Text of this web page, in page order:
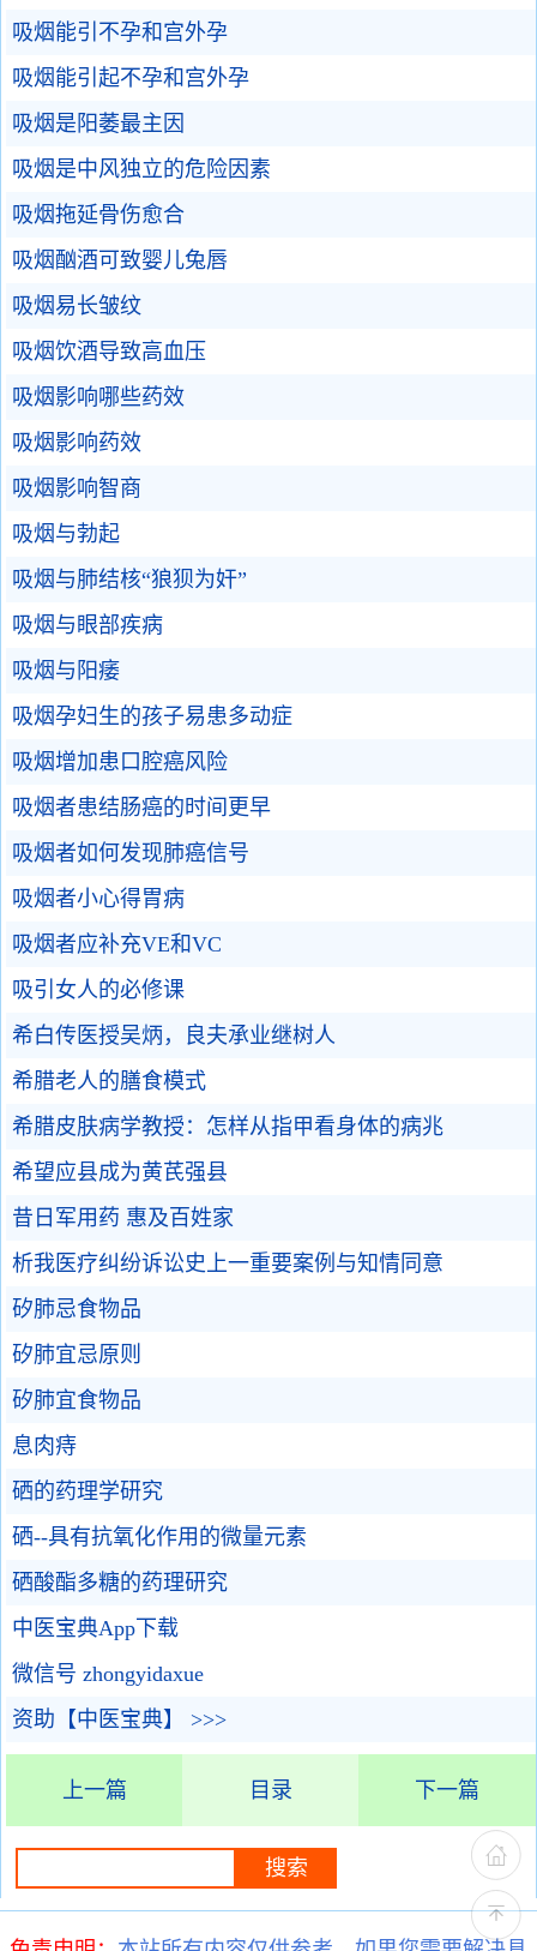
吸烟能引不孕和宫外孕
吸烟能引起不孕和宫外孕
吸烟是阳萎最主因
吸烟是中风独立的危险因素
吸烟拖延骨伤愈合
吸烟酗酒可致婴儿兔唇
吸烟易长皱纹
吸烟饮酒导致高血压
吸烟影响哪些药效
吸烟影响药效
吸烟影响智商
吸烟与勃起
吸烟与肺结核“狼狈为奸”
吸烟与眼部疾病
吸烟与阳痿
吸烟孕妇生的孩子易患多动症
吸烟增加患口腔癌风险
吸烟者患结肠癌的时间更早
吸烟者如何发现肺癌信号
吸烟者小心得胃病
吸烟者应补充VE和VC
吸引女人的必修课
希白传医授吴炳，良夫承业继树人
希腊老人的膳食模式
希腊皮肤病学教授：怎样从指甲看身体的病兆
希望应县成为黄芪强县
昔日军用药 惠及百姓家
析我医疗纠纷诉讼史上一重要案例与知情同意
矽肺忌食物品
矽肺宜忌原则
矽肺宜食物品
息肉痔
硒的药理学研究
硒--具有抗氧化作用的微量元素
硒酸酯多糖的药理研究
中医宝典App下载
微信号 zhongyidaxue
资助【中医宝典】 >>>
上一篇 目录 下一篇